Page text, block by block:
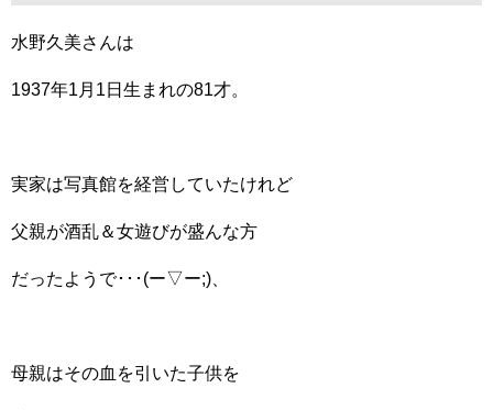
水野久美さんは
1937年1月1日生まれの81才。
実家は写真館を経営していたけれど
父親が酒乱＆女遊びが盛んな方
だったようで･･･(ー▽ー;)、
母親はその血を引いた子供を